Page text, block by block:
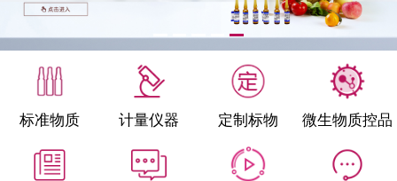
标准物质 计量仪器 定制标物 微生物质控品
产品专项
微生物检测/质控品
定制标物